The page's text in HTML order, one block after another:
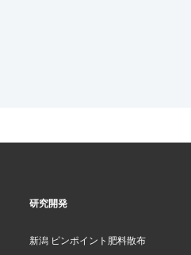
研究開発
新潟 ピンポイント肥料散布